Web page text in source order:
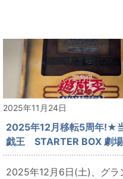
2025年11月24日
2025年12月移転5周年!★
戯王 STARTER BOX 劇
2025年12月6日(土)、グラ